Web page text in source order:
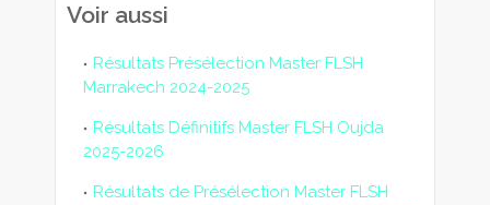
Voir aussi
Résultats Présélection Master FLSH
Marrakech 2024-2025
Résultats Définitifs Master FLSH Oujda
2025-2026
Résultats de Présélection Master FLSH